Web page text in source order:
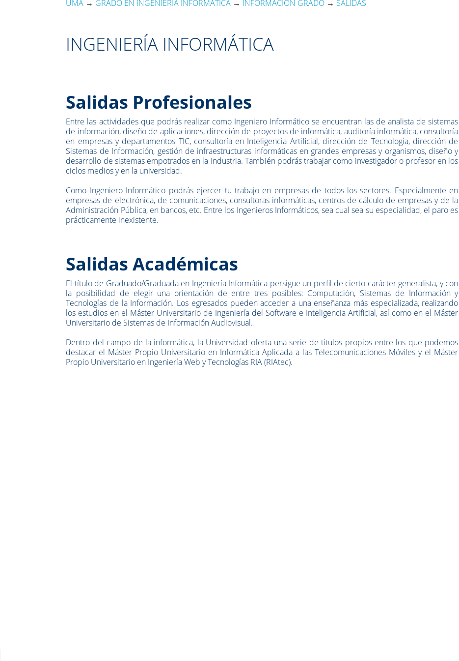
UMA → GRADO EN INGENIERÍA INFORMÁTICA → INFORMACIÓN GRADO → SALIDAS
INGENIERÍA INFORMÁTICA
Salidas Profesionales
Entre las actividades que podrás realizar como Ingeniero Informático se encuentran las de analista de sistemas
de información, diseño de aplicaciones, dirección de proyectos de informática, auditoría informática, consultoría
en empresas y departamentos TIC, consultoría en Inteligencia Artificial, dirección de Tecnología, dirección de
Sistemas de Información, gestión de infraestructuras informáticas en grandes empresas y organismos, diseño y
desarrollo de sistemas empotrados en la Industria. También podrás trabajar como investigador o profesor en los
ciclos medios y en la universidad.
Como Ingeniero Informático podrás ejercer tu trabajo en empresas de todos los sectores. Especialmente en
empresas de electrónica, de comunicaciones, consultoras informáticas, centros de cálculo de empresas y de la
Administración Pública, en bancos, etc. Entre los Ingenieros Informáticos, sea cual sea su especialidad, el paro es
prácticamente inexistente.
Salidas Académicas
El título de Graduado/Graduada en Ingeniería Informática persigue un perfil de cierto carácter generalista, y con
la posibilidad de elegir una orientación de entre tres posibles: Computación, Sistemas de Información y
Tecnologías de la Información. Los egresados pueden acceder a una enseñanza más especializada, realizando
los estudios en el Máster Universitario de Ingeniería del Software e Inteligencia Artificial, así como en el Máster
Universitario de Sistemas de Información Audiovisual.
Dentro del campo de la informática, la Universidad oferta una serie de títulos propios entre los que podemos
destacar el Máster Propio Universitario en Informática Aplicada a las Telecomunicaciones Móviles y el Máster
Propio Universitario en Ingeniería Web y Tecnologías RIA (RIAtec).